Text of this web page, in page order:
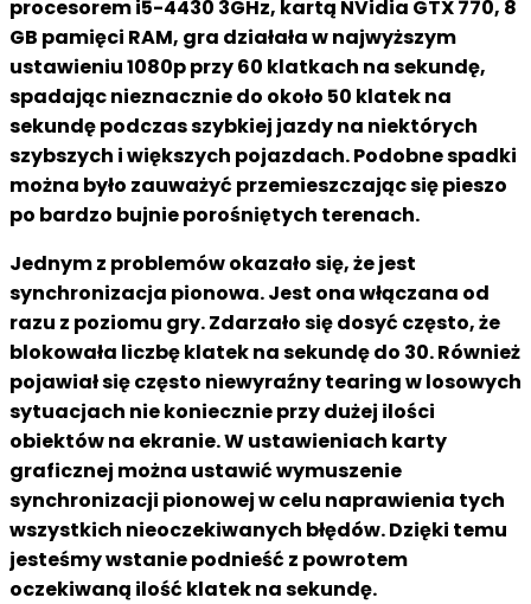
procesorem i5-4430 3GHz, kartą NVidia GTX 770, 8
GB pamięci RAM, gra działała w najwyższym
ustawieniu 1080p przy 60 klatkach na sekundę,
spadając nieznacznie do około 50 klatek na
sekundę podczas szybkiej jazdy na niektórych
szybszych i większych pojazdach. Podobne spadki
można było zauważyć przemieszczając się pieszo
po bardzo bujnie porośniętych terenach.
Jednym z problemów okazało się, że jest
synchronizacja pionowa. Jest ona włączana od
razu z poziomu gry. Zdarzało się dosyć często, że
blokowała liczbę klatek na sekundę do 30. Również
pojawiał się często niewyraźny tearing w losowych
sytuacjach nie koniecznie przy dużej ilości
obiektów na ekranie. W ustawieniach karty
graficznej można ustawić wymuszenie
synchronizacji pionowej w celu naprawienia tych
wszystkich nieoczekiwanych błędów. Dzięki temu
jesteśmy wstanie podnieść z powrotem
oczekiwaną ilość klatek na sekundę.